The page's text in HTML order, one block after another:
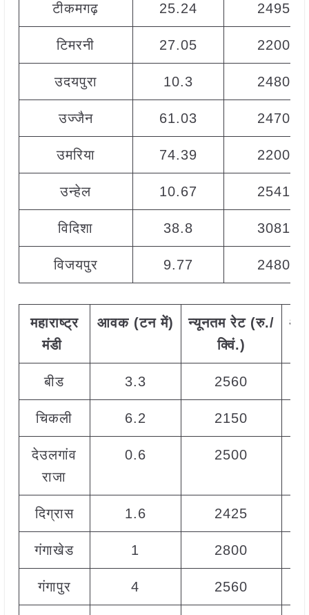
टीकमगढ़ 25.24 2495
टिमरनी 27.05 2200
उदयपुरा 10.3 2480
उज्जैन 61.03 2470
उमरिया 74.39 2200
उन्हेल 10.67 2541
विदिशा 38.8 3081
विजयपुर 9.77 2480
महाराष्ट्र
मंडी
आवक(टन में) न्यूनतम रेट(रु./
क्विं.)
बीड 3.3 2560
चिकली 6.2 2150
देउलगांव
राजा
0.6 2500
दिग्रास 1.6 2425
गंगाखेड 1 2800
गंगापुर 4 2560